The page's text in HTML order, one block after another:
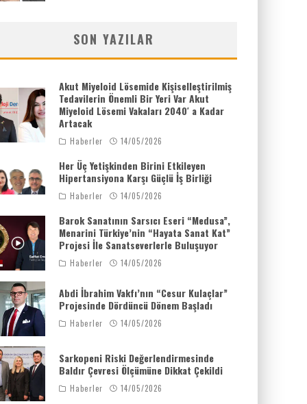
SON YAZILAR
Akut Miyeloid Lösemide Kişiselleştirilmiş
Tedavilerin Önemli Bir Yeri Var Akut
Miyeloid Lösemi Vakaları 2040′ a Kadar
Artacak
Haberler 14/05/2026
Her Üç Yetişkinden Birini Etkileyen
Hipertansiyona Karşı Güçlü İş Birliği
Haberler 14/05/2026
Barok Sanatının Sarsıcı Eseri “Medusa”,
Menarini Türkiye’nin “Hayata Sanat Kat”
Projesi İle Sanatseverlerle Buluşuyor
Haberler 14/05/2026
Abdi İbrahim Vakfı’nın “Cesur Kulaçlar”
Projesinde Dördüncü Dönem Başladı
Haberler 14/05/2026
Sarkopeni Riski Değerlendirmesinde
Baldır Çevresi Ölçümüne Dikkat Çekildi
Haberler 14/05/2026